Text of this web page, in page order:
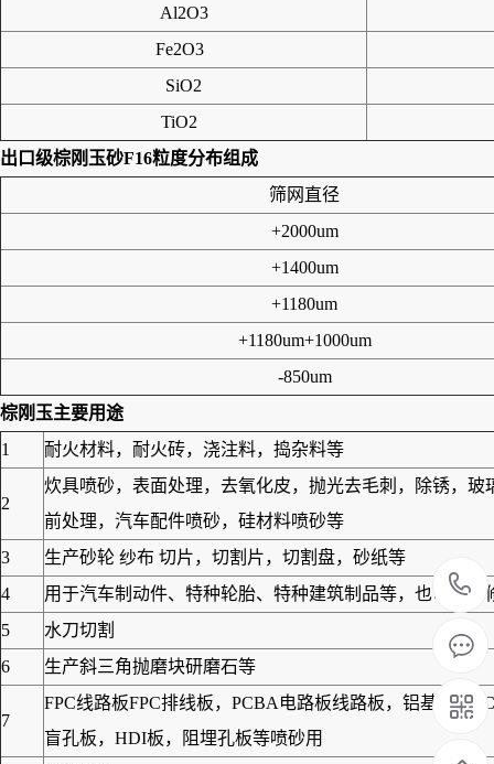
Al2O3
Fe2O3
SiO2
TiO2
出口级棕刚玉砂F16粒度分布组成
筛网直径
+2000um
+1400um
+1180um
+1180um+1000um
-850um
棕刚玉主要用途
1
耐火材料，耐火砖，浇注料，捣杂料等
2
炊具喷砂，表面处理，去氧化皮，抛光去毛刺，除锈，
前处理，汽车配件喷砂，硅材料喷砂等
3
生产砂轮 纱布 切片，切割片，切割盘，砂纸等
4
用于汽车制动件、特种轮胎、特种建筑制品等，也可作
5
水刀切割
6
生产斜三角抛磨块研磨石等
7
FPC线路板FPC排线板，PCBA电路板线路板，铝基板，
盲孔板，HDI板，阻埋孔板等喷砂用